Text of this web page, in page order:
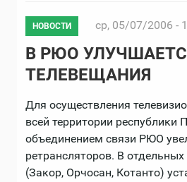
НОВОСТИ ср, 05/07/2006 -
В РЮО
ТЕЛЕВЕЩАНИЯ
Для осуществления
всей территории республики
объединением связи РЮО
ретрансляторов. В отдельных
(Закор, Орчосан, Котанто)